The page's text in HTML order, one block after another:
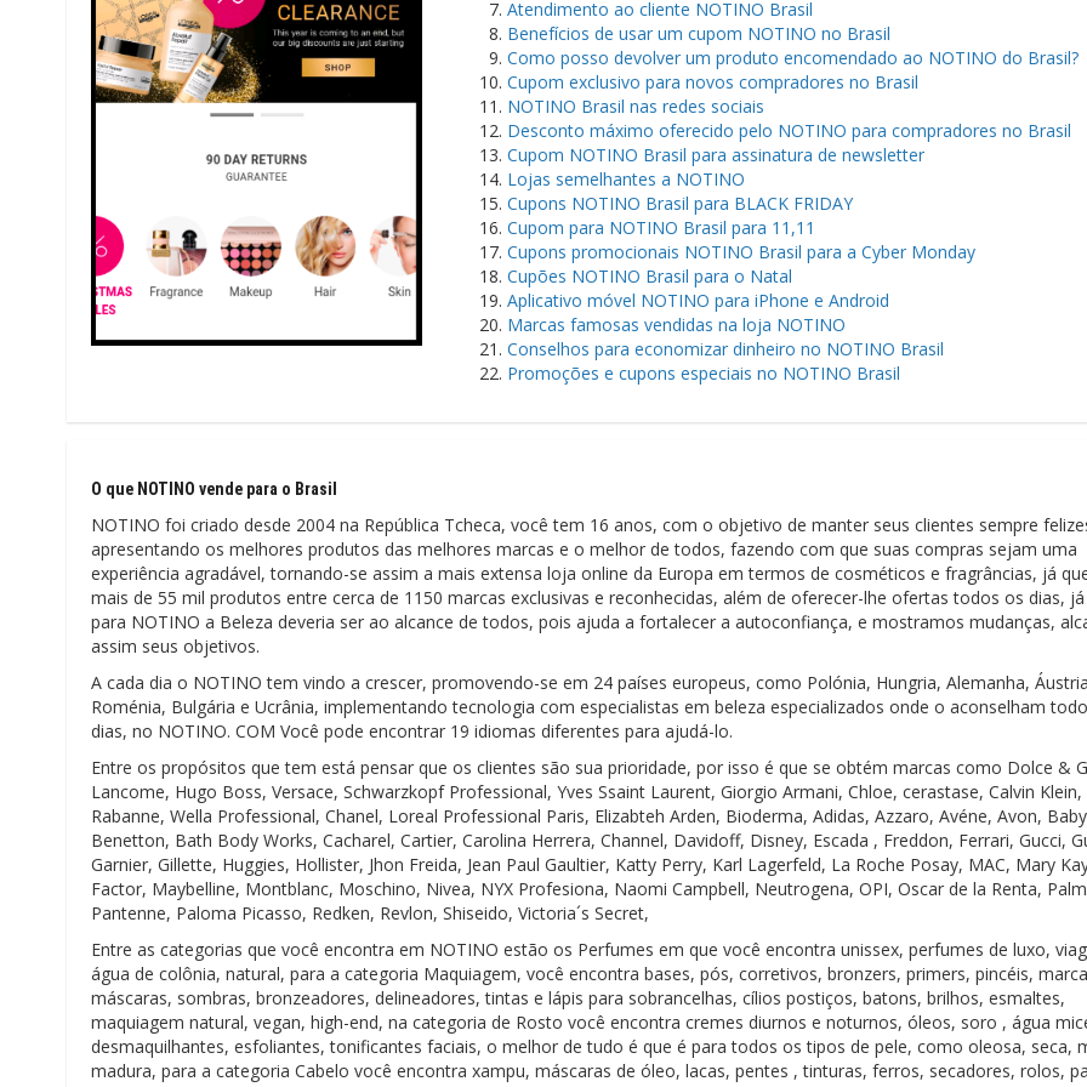
Atendimento ao cliente NOTINO Brasil
Benefícios de usar um cupom NOTINO no Brasil
Como posso devolver um produto encomendado ao NOTINO do Brasil?
Cupom exclusivo para novos compradores no Brasil
NOTINO Brasil nas redes sociais
Desconto máximo oferecido pelo NOTINO para compradores no Brasil
Cupom NOTINO Brasil para assinatura de newsletter
Lojas semelhantes a NOTINO
Cupons NOTINO Brasil para BLACK FRIDAY
Cupom para NOTINO Brasil para 11,11
Cupons promocionais NOTINO Brasil para a Cyber ​​Monday
Cupões NOTINO Brasil para o Natal
Aplicativo móvel NOTINO para iPhone e Android
Marcas famosas vendidas na loja NOTINO
Conselhos para economizar dinheiro no NOTINO Brasil
Promoções e cupons especiais no NOTINO Brasil
O que NOTINO vende para o Brasil
NOTINO foi criado desde 2004 na República Tcheca, você tem 16 anos, com o objetivo de manter seus clientes sempre
apresentando os melhores produtos das melhores marcas e o melhor de todos, fazendo com que suas compras sejam uma
experiência agradável, tornando-se assim a mais extensa loja online da Europa em termos de cosméticos e fragrâncias, já
mais de 55 mil produtos entre cerca de 1150 marcas exclusivas e reconhecidas, além de oferecer-lhe ofertas todos os dias,
para NOTINO a Beleza deveria ser ao alcance de todos, pois ajuda a fortalecer a autoconfiança, e mostramos mudanças,
assim seus objetivos.
A cada dia o NOTINO tem vindo a crescer, promovendo-se em 24 países europeus, como Polónia, Hungria, Alemanha,
Roménia, Bulgária e Ucrânia, implementando tecnologia com especialistas em beleza especializados onde o aconselham
dias, no NOTINO. COM Você pode encontrar 19 idiomas diferentes para ajudá-lo.
Entre os propósitos que tem está pensar que os clientes são sua prioridade, por isso é que se obtém marcas como Dolce &
Lancome, Hugo Boss, Versace, Schwarzkopf Professional, Yves Ssaint Laurent, Giorgio Armani, Chloe, cerastase, Calvin
Rabanne, Wella Professional, Chanel, Loreal Professional Paris, Elizabteh Arden, Bioderma, Adidas, Azzaro, Avéne, Avon,
Benetton, Bath Body Works, Cacharel, Cartier, Carolina Herrera, Channel, Davidoff, Disney, Escada , Freddon, Ferrari, Gucci,
Garnier, Gillette, Huggies, Hollister, Jhon Freida, Jean Paul Gaultier, Katty Perry, Karl Lagerfeld, La Roche Posay, MAC, Mary
Factor, Maybelline, Montblanc, Moschino, Nivea, NYX Profesiona, Naomi Campbell, Neutrogena, OPI, Oscar de la Renta,
Pantenne, Paloma Picasso, Redken, Revlon, Shiseido, Victoria´s Secret,
Entre as categorias que você encontra em NOTINO estão os Perfumes em que você encontra unissex, perfumes de luxo,
água de colônia, natural, para a categoria Maquiagem, você encontra bases, pós, corretivos, bronzers, primers, pincéis,
máscaras, sombras, bronzeadores, delineadores, tintas e lápis para sobrancelhas, cílios postiços, batons, brilhos, esmaltes,
maquiagem natural, vegan, high-end, na categoria de Rosto você encontra cremes diurnos e noturnos, óleos, soro , água
desmaquilhantes, esfoliantes, tonificantes faciais, o melhor de tudo é que é para todos os tipos de pele, como oleosa, seca,
madura, para a categoria Cabelo você encontra xampu, máscaras de óleo, lacas, pentes , tinturas, ferros, secadores, rolos,